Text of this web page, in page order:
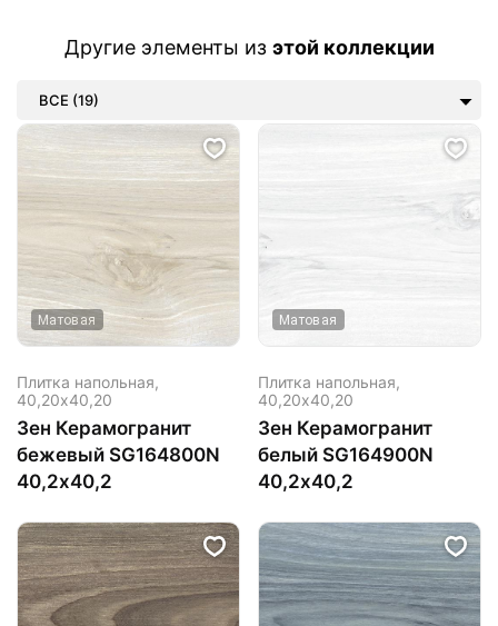
Другие элементы из этой коллекции
ВСЕ (19)
Матовая
Плитка напольная,
40,20х40,20
Зен Керамогранит
бежевый SG164800N
40,2х40,2
Матовая
Плитка напольная,
40,20х40,20
Зен Керамогранит
белый SG164900N
40,2х40,2